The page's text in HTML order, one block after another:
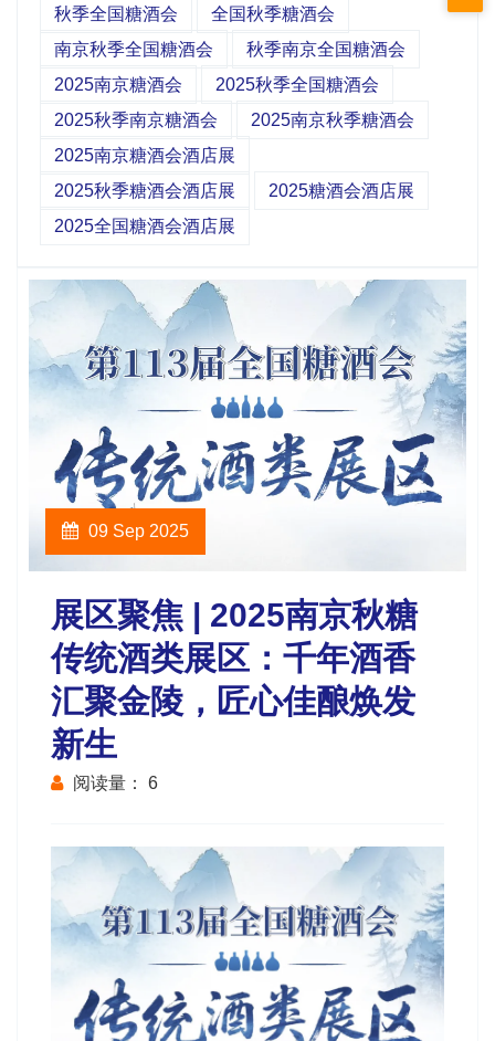
秋季全国糖酒会
全国秋季糖酒会
南京秋季全国糖酒会
秋季南京全国糖酒会
2025南京糖酒会
2025秋季全国糖酒会
2025秋季南京糖酒会
2025南京秋季糖酒会
2025南京糖酒会酒店展
2025秋季糖酒会酒店展
2025糖酒会酒店展
2025全国糖酒会酒店展
09 Sep 2025
展区聚焦 | 2025南京秋糖
传统酒类展区：千年酒香
汇聚金陵，匠心佳酿焕发
新生
阅读量： 6